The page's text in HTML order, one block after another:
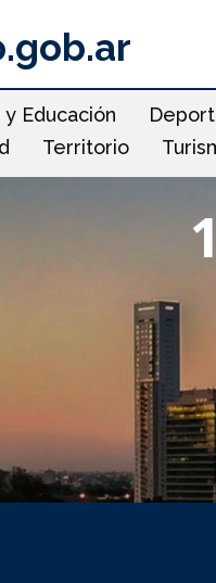
Educación
Territorio